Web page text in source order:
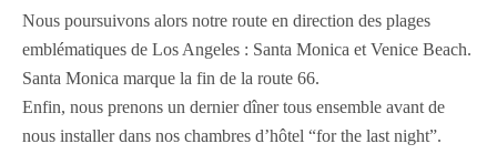
Nous poursuivons alors notre route en direction des plages
emblématiques de Los Angeles : Santa Monica et Venice Beach.
Santa Monica marque la fin de la route 66.
Enfin, nous prenons un dernier dîner tous ensemble avant de
nous installer dans nos chambres d’hôtel “for the last night”.